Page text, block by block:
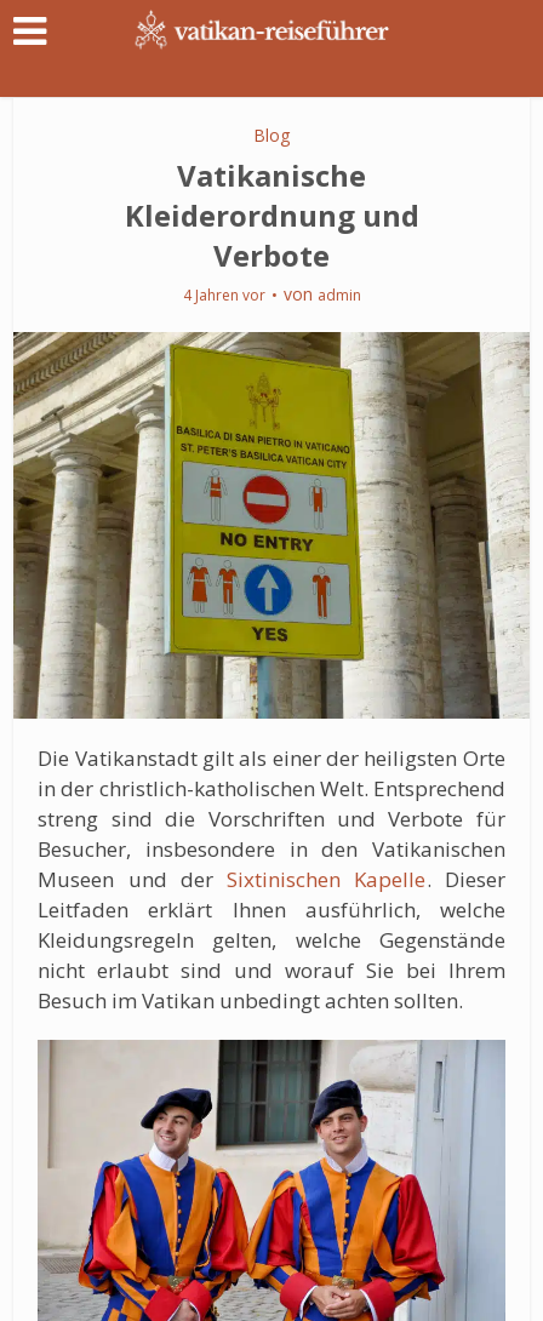
Blog
Vatikanische
Kleiderordnung und
Verbote
4 Jahren vor von admin
Die Vatikanstadt gilt als einer der heiligsten Orte
in der christlich-katholischen Welt. Entsprechend
streng sind die Vorschriften und Verbote für
Besucher, insbesondere in den Vatikanischen
Museen und derSixtinischen Kapelle. Dieser
Leitfaden erklärt Ihnen ausführlich, welche
Kleidungsregeln gelten, welche Gegenstände
nicht erlaubt sind und worauf Sie bei Ihrem
Besuch im Vatikan unbedingt achten sollten.